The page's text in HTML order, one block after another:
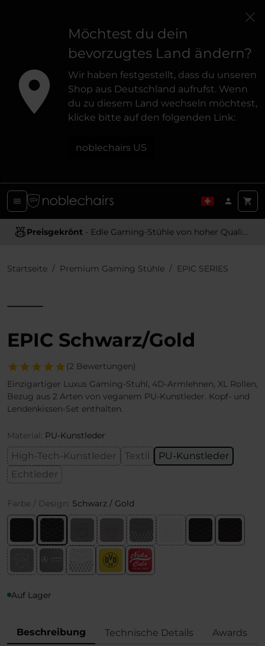
Möchtest du dein
bevorzugtes Land ändern?
Wir haben festgestellt, dass du unseren
Shop aus Deutschland aufrufst. Wenn
du zu diesem Land wechseln möchtest,
klicke bitte auf den folgenden Link:
noblechairs US
Preisgekrönt - Edle Gaming-Stühle von hoher Qualität
Ergonomisches Design- Bietet optimale Unterstützung und Komfort
Startseite Premium Gaming Stühle EPIC SERIES
EPIC Schwarz/Gold
(2 Bewertungen)
Einzigartiger Luxus Gaming-Stuhl, 4D-Armlehnen, XL Rollen,
Bezug aus 2 Arten von veganem PU-Kunstleder. Kopf- und
Lendenkissen-Set enthalten.
Material: PU-Kunstleder
High-Tech-Kunstleder Textil
PU-Kunstleder
Echtleder
Farbe / Design: Schwarz / Gold
Auf Lager
Beschreibung Technische Details Awards